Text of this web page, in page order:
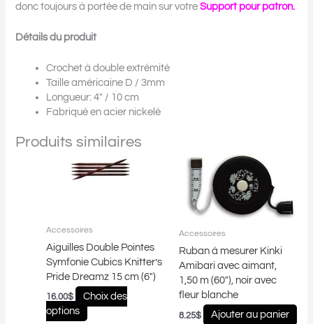
donc toujours à portée de main sur votreSupport pour patron.
Détails du produit
Crochet à double extrémité
Taille américaine D / 3mm
Longueur: 4″ / 10 cm
Fabriqué en acier nickelé
Produits similaires
Accessoires
Aiguilles Double Pointes
Symfonie Cubics Knitter’s
Pride Dreamz 15 cm (6″)
16.00$
Choix des
options
produit
Les
options
peuvent
être
choisies
sur
la
Accessoires
Ruban à mesurer Kinki
Amibari avec aimant,
1,50 m (60″), noir avec
fleur blanche
8.25$ Ajouter au panier